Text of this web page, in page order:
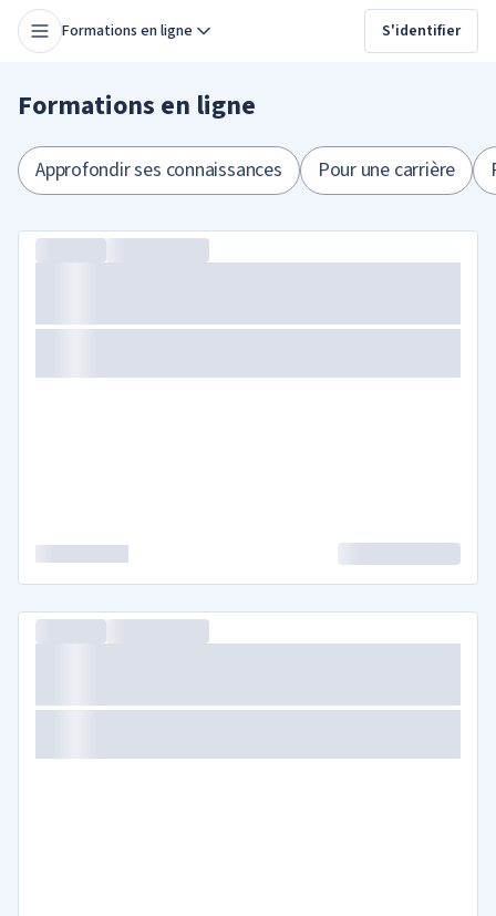
Formations en ligne S'identifier
Formations en ligne
Approfondir ses connaissances Pour une carrière